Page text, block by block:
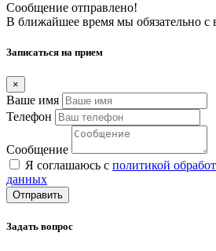
Сообщение отправлено!
В ближайшее время мы обязательно с
Записаться на прием
×
Ваше имя
Телефон
Сообщение
Я соглашаюсь с политикой
данных
Отправить
Задать вопрос